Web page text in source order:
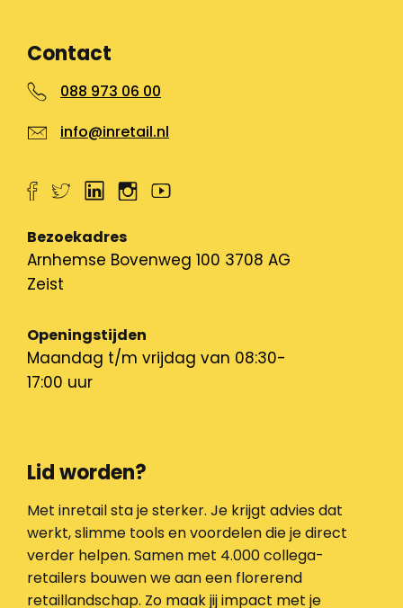
Contact
088 973 06 00
info@inretail.nl
Bezoekadres
Arnhemse Bovenweg 100 3708 AG
Zeist
Openingstijden
Maandag t/m vrijdag van 08:30-
17:00 uur
Lid worden?
Met inretail sta je sterker. Je krijgt advies dat
werkt, slimme tools en voordelen die je direct
verder helpen. Samen met 4.000 collega-
retailers bouwen we aan een florerend
retaillandschap. Zo maak jij impact met je